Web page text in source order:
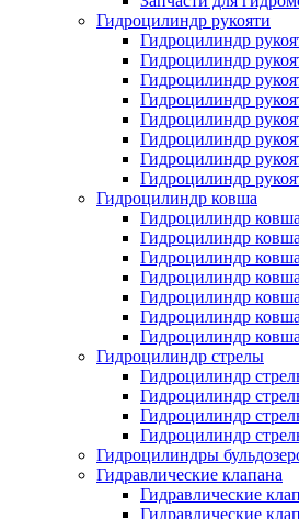
Гидроцилиндр рукояти
Гидроцилиндр
Гидроцилиндр
Гидроцилиндр
Гидроцилиндр
Гидроцилиндр
Гидроцилиндр
Гидроцилиндр
Гидроцилиндр
Гидроцилиндр ковша
Гидроцилиндр
Гидроцилиндр
Гидроцилиндр
Гидроцилиндр
Гидроцилиндр
Гидроцилиндр
Гидроцилиндр
Гидроцилиндр стрелы
Гидроцилиндр
Гидроцилиндр
Гидроцилиндр
Гидроцилиндр
Гидроцилиндры
Гидравлические клапана
Гидравлические
Гидравлические